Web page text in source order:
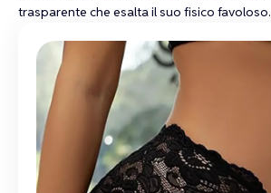
trasparente che esalta il suo fisico favoloso.